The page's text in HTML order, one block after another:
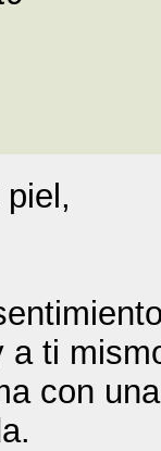
a ti
con una